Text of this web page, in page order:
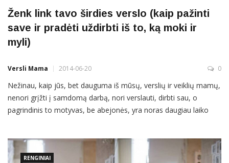
Ženk link tavo širdies verslo (kaip pažinti
save ir pradėti uždirbti iš to, ką moki ir
myli)
Versli Mama 2014-06-20 0
Nežinau, kaip jūs, bet dauguma iš mūsų, verslių ir veiklių mamų,
nenori grįžti į samdomą darbą, nori verslauti, dirbti sau, o
pagrindinis to motyvas, be abejonės, yra noras daugiau laiko
reikia, […]
RENGINIAI